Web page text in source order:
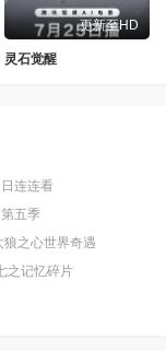
更新至HD
灵石觉醒
连连看
五季
之心世界奇遇
之记忆碎片